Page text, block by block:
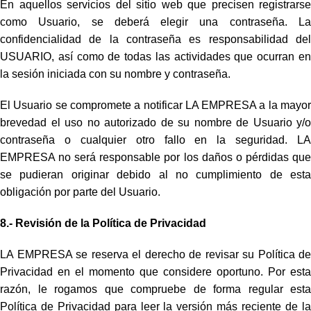
En aquellos servicios del sitio web que precisen registrarse
como Usuario, se deberá elegir una contraseña. La
confidencialidad de la contraseña es responsabilidad del
USUARIO, así como de todas las actividades que ocurran en
la sesión iniciada con su nombre y contraseña.
El Usuario se compromete a notificar LA EMPRESA a la mayor
brevedad el uso no autorizado de su nombre de Usuario y/o
contraseña o cualquier otro fallo en la seguridad. LA
EMPRESA no será responsable por los daños o pérdidas que
se pudieran originar debido al no cumplimiento de esta
obligación por parte del Usuario.
8.- Revisión de la Política de Privacidad
LA EMPRESA se reserva el derecho de revisar su Política de
Privacidad en el momento que considere oportuno. Por esta
razón, le rogamos que compruebe de forma regular esta
Política de Privacidad para leer la versión más reciente de la